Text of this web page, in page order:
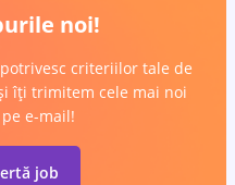
noi!
criteriilor tale de
îți trimitem cele mai noi
e-mail!
job